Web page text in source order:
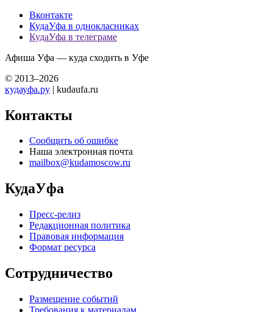
Вконтакте
КудаУфа в однокласниках
КудаУфа в телеграме
Афиша Уфа — куда сходить в Уфе
© 2013–2026
кудауфа.ру | kudaufa.ru
Контакты
Сообщить об ошибке
Наша электронная почта
mailbox@kudamoscow.ru
КудаУфа
Пресс-релиз
Редакционная политика
Правовая информация
Формат ресурса
Сотрудничество
Размещение событий
Требования к материалам